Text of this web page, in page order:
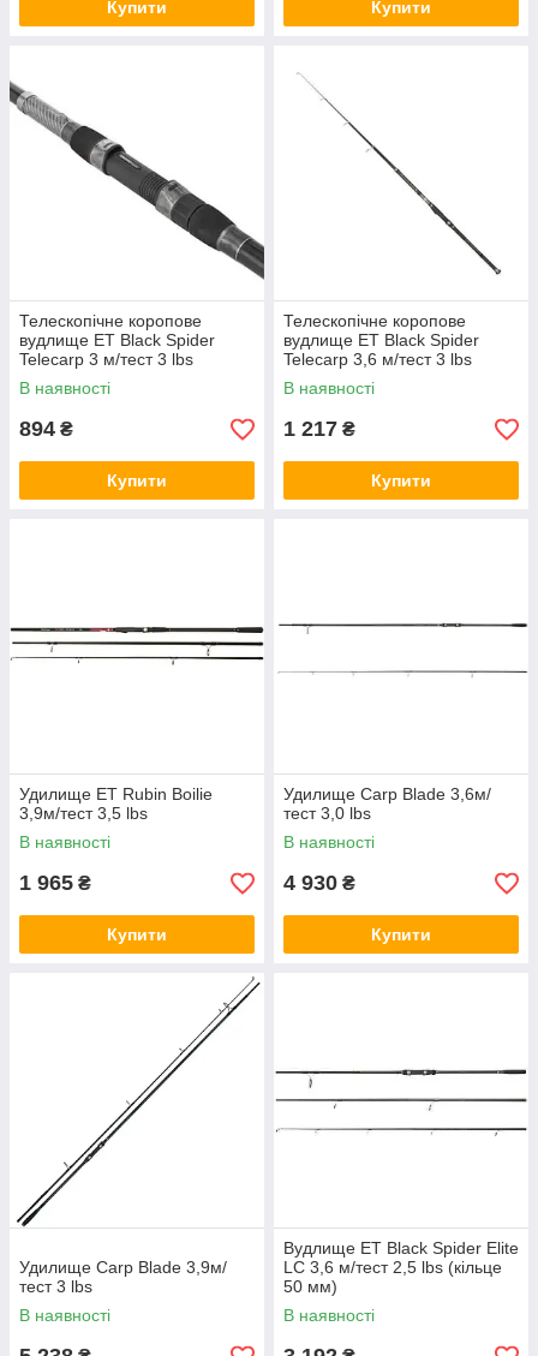
Купити Купити
Телескопічне коропове
вудлище ET Black Spider
Telecarp 3 м/тест 3 lbs
В наявності
894 ₴
Купити
Телескопічне коропове
вудлище ET Black Spider
Telecarp 3,6 м/тест 3 lbs
В наявності
1 217 ₴
Купити
Удилище ET Rubin Boilie
3,9м/тест 3,5 lbs
В наявності
1 965 ₴
Купити
Удилище Сarp Blade 3,6м/
тест 3,0 lbs
В наявності
4 930 ₴
Купити
Удилище Сarp Blade 3,9м/
тест 3 lbs
В наявності
Вудлище ЕТ Black Spider Elite
LC 3,6 м/тест 2,5 lbs (кільце
50 мм)
В наявності